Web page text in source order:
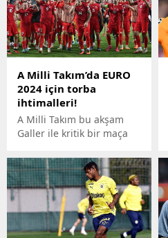
kadrosuna katmaya
hazırlanan Real Madrid'in
Arda Güler'le ilgili yeni
kararını kısa sürede
vermesi bekleniyor.
A Milli Takım’da EURO
2024 için torba
ihtimalleri!
A Milli Takım bu akşam
Galler ile kritik bir maça
2024'e gitmeyi garantilese
de hangi torbadan kuraya
katılacağı merak konusu